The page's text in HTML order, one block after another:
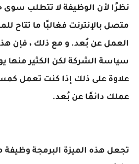
نظرًا لأن الوظيفة لا تتطلب سوى
متصل بالإنترنت فغالبًا ما تتاح
العمل عن بُعد. و مع ذلك ، فإن
سياسة الشركة لكن الكثير منها
علاوة على ذلك إذا كنت تعمل
عملك دائمًا عن بُعد.
تجعل هذه الميزة البرمجة وظيفة